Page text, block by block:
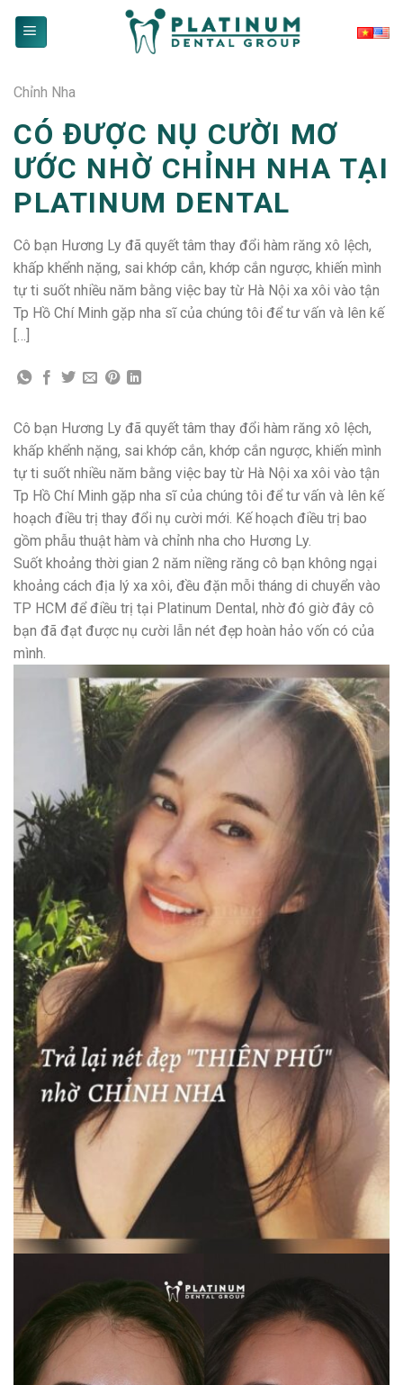
Chỉnh Nha
CÓ ĐƯỢC NỤ CƯỜI MƠ
ƯỚC NHỜ CHỈNH NHA TẠI
PLATINUM DENTAL
Cô bạn Hương Ly đã quyết tâm thay đổi hàm răng xô lệch,
khấp khểnh nặng, sai khớp cắn, khớp cắn ngược, khiến mình
tự ti suốt nhiều năm bằng việc bay từ Hà Nội xa xôi vào tận
Tp Hồ Chí Minh gặp nha sĩ của chúng tôi để tư vấn và lên kế
[…]
Cô bạn Hương Ly đã quyết tâm thay đổi hàm răng xô lệch,
khấp khểnh nặng, sai khớp cắn, khớp cắn ngược, khiến mình
tự ti suốt nhiều năm bằng việc bay từ Hà Nội xa xôi vào tận
Tp Hồ Chí Minh gặp nha sĩ của chúng tôi để tư vấn và lên kế
hoạch điều trị thay đổi nụ cười mới. Kế hoạch điều trị bao
gồm phẫu thuật hàm và chỉnh nha cho Hương Ly.
Suốt khoảng thời gian 2 năm niềng răng cô bạn không ngại
khoảng cách địa lý xa xôi, đều đặn mỗi tháng di chuyển vào
TP HCM để điều trị tại Platinum Dental, nhờ đó giờ đây cô
bạn đã đạt được nụ cười lẫn nét đẹp hoàn hảo vốn có của
mình.